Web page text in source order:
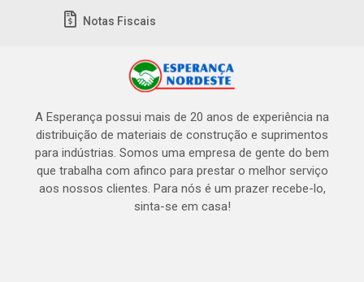
Notas Fiscais
A Esperança possui mais de 20 anos de experiência na
distribuição de materiais de construção e suprimentos
para indústrias. Somos uma empresa de gente do bem
que trabalha com afinco para prestar o melhor serviço
aos nossos clientes. Para nós é um prazer recebe-lo,
sinta-se em casa!